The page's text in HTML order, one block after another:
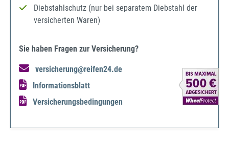
Diebstahlschutz (nur bei separatem Diebstahl der
versicherten Waren)
Sie haben Fragen zur Versicherung?
versicherung@reifen24.de
Informationsblatt
Versicherungsbedingungen